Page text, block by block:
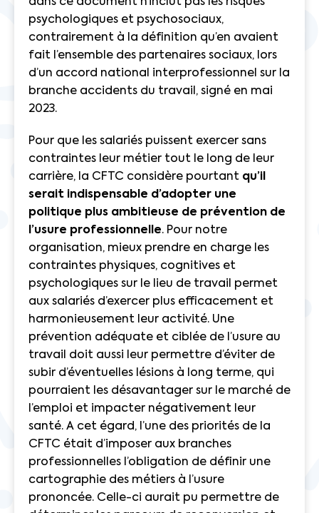
psychologiques et psychosociaux,
contrairement à la définition qu’en avaient
fait l’ensemble des partenaires sociaux, lors
d’un accord national interprofessionnel sur la
branche accidents du travail, signé en mai
2023.
Pour que les salariés puissent exercer sans
contraintes leur métier tout le long de leur
carrière, la CFTC considère pourtant qu’il
serait indispensable d’adopter une
politique plus ambitieuse de prévention de
l’usure professionnelle. Pour notre
organisation, mieux prendre en charge les
contraintes physiques, cognitives et
psychologiques sur le lieu de travail permet
aux salariés d’exercer plus efficacement et
harmonieusement leur activité. Une
prévention adéquate et ciblée de l’usure au
travail doit aussi leur permettre d’éviter de
subir d’éventuelles lésions à long terme, qui
pourraient les désavantager sur le marché de
l’emploi et impacter négativement leur
santé. A cet égard, l’une des priorités de la
CFTC était d’imposer aux branches
professionnelles l’obligation de définir une
cartographie des métiers à l’usure
prononcée. Celle-ci aurait pu permettre de